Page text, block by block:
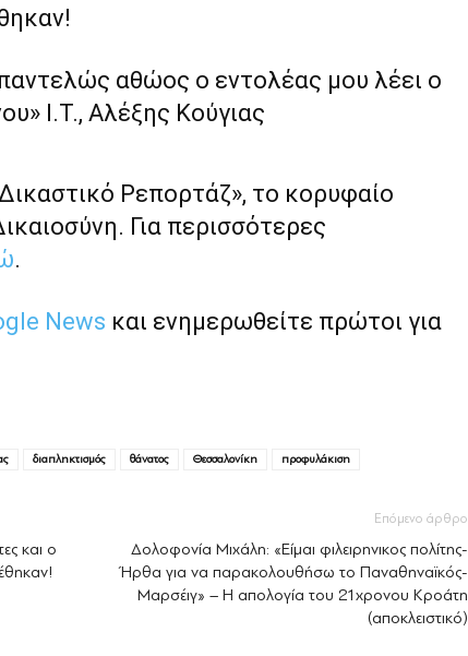
αθώος ο εντολέας μου λέει ο
Ι.Τ., Αλέξης Κούγιας
Ρεπορτάζ», το κορυφαίο
Για περισσότερες
.
News και ενημερωθείτε πρώτοι για
διαπληκτισμός θάνατος Θεσσαλονίκη προφυλάκιση
και ο
Επόμενο άρθρο
Δολοφονία Μιχάλη: «Είμαι φιλειρηνικος πολίτης-
Ήρθα για να παρακολουθήσω το Παναθηναϊκός-
Μαρσέιγ» – Η απολογία του 21χρονου Κροάτη
(αποκλειστικό)